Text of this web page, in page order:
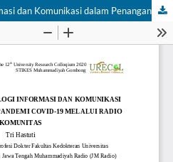
Optimalisasi Teknologi Informasi dan Komunikasi dalam Penanganan Pandemi COVID-19 melalui Radio Komunitas